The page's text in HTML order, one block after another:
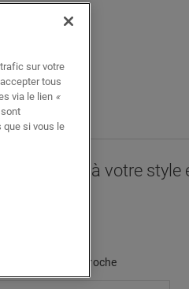
à votre style
le plus proche
sur votre
tous
via le lien «
que si vous le